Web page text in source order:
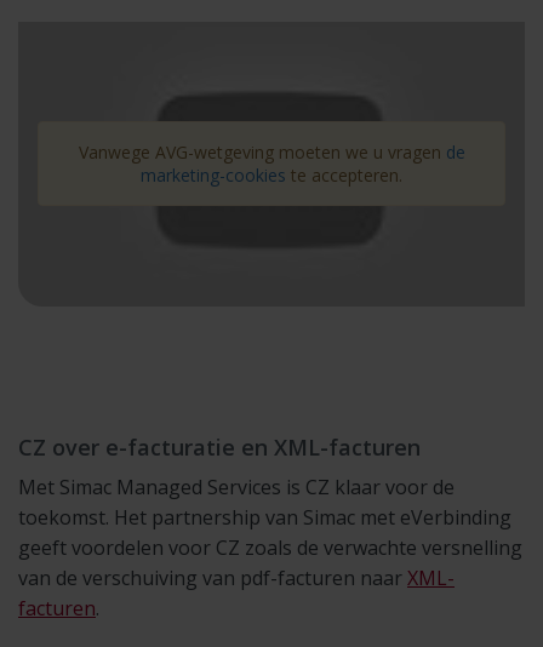
Vanwege AVG-wetgeving moeten we u vragen de
marketing-cookies te accepteren.
CZ over e-facturatie en XML-facturen
Met Simac Managed Services is CZ klaar voor de
toekomst. Het partnership van Simac met eVerbinding
geeft voordelen voor CZ zoals de verwachte versnelling
van de verschuiving van pdf-facturen naarXML-
facturen.